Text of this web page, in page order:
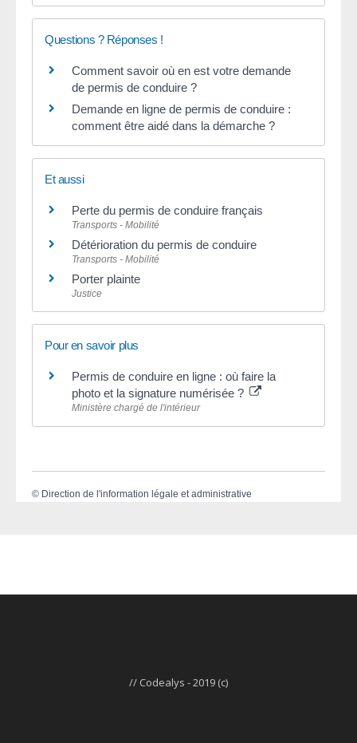
Questions ? Réponses !
Comment savoir où en est votre demande
de permis de conduire ?
Demande en ligne de permis de conduire :
comment être aidé dans la démarche ?
Et aussi
Perte du permis de conduire français
Transports - Mobilité
Détérioration du permis de conduire
Transports - Mobilité
Porter plainte
Justice
Pour en savoir plus
Permis de conduire en ligne : où faire la
photo et la signature numérisée ?
Ministère chargé de l'intérieur
© Direction de l'information légale et administrative
// Codealys - 2019 (c)